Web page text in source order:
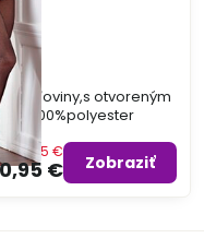
sieťoviny,s otvoreným
100%polyester
€
5 €
Zobraziť